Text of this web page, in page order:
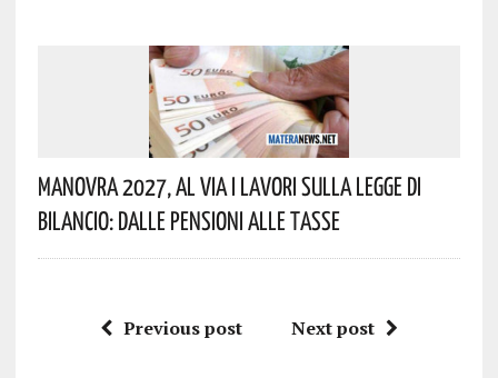
Manovra 2027, Al Via I Lavori Sulla Legge Di
Bilancio: Dalle Pensioni Alle Tasse
Previous post Next post